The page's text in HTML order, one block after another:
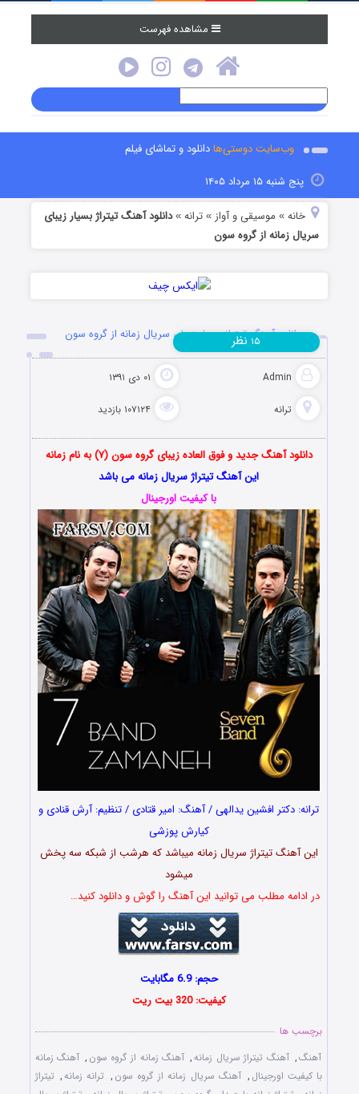
مشاهده فهرست
وب‌سایت دوستی‌هادانلود و تماشای فیلم
پنج شنبه ۱۵ مرداد ۱۴۰۵
خانه » موسیقی و آواز »ترانه »دانلود آهنگ تیتراژ بسیار زیبای
سریال زمانه از گروه سون
دانلود آهنگ تیتراژ بسیار زیبای سریال زمانه از گروه سون
Admin ۰۱ دی ۱۳۹۱
ترانه ۱۰۷۱۲۴ بازدید
۱۵ نظر
دانلود آهنگ جدید و فوق العاده زیبای گروه سون (۷) به نام زمانه
این آهنگ تیتراژ سریال زمانه می باشد
با کیفیت اورجینال
ترانه: دکتر افشین یدالهی / آهنگ: امیر قتادی / تنظیم: آرش قنادی و
کیارش پوزشی
این آهنگ تیتراژ سریال زمانه میباشد که هرشب از شبکه سه پخش
میشود
در ادامه مطلب می توانید این آهنگ را گوش و دانلود کنید…
حجم: 6.9 مگابایت
کیفیت: 320 بیت ریت
برچسب ها
آهنگ, آهنگ تیتراژ سریال زمانه, آهنگ زمانه از گروه سون , آهنگ زمانه
با کیفیت اورجینال , آهنگ سریال زمانه از گروه سون , ترانه زمانه, تیتراژ